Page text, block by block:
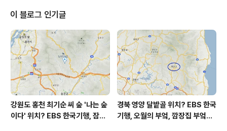
과외를 받거나 단과를 듣거나 인강(인터넷 강의)을 신청하
려면 자신이나 형제자매 중의 누군가가 다른 뭔가를 포기
해야 한다. 그렇다고 부모가 돈을 더 벌거나 하는 일이 일어
날 가능성은 거의 없다. 지금 생활만으로도 충분히 빡빡하
다는 거 중고등학생인 자신이 봐도 너무 눈에 빤하다. 두 부
류의 학생들, 시험 ..
이 블로그 인기글
강원도 홍천 최기순 씨 숲 '나는 숲
이다' 위치? EBS 한국기행, 잠시
경북 영양 달밭골 위치? EBS 한국
기행, 오월의 부엌, 깜장집 부엌은